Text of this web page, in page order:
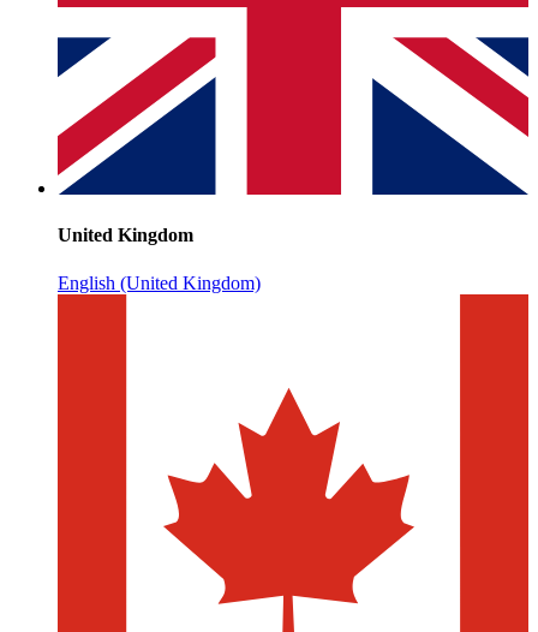
United Kingdom
English (United Kingdom)